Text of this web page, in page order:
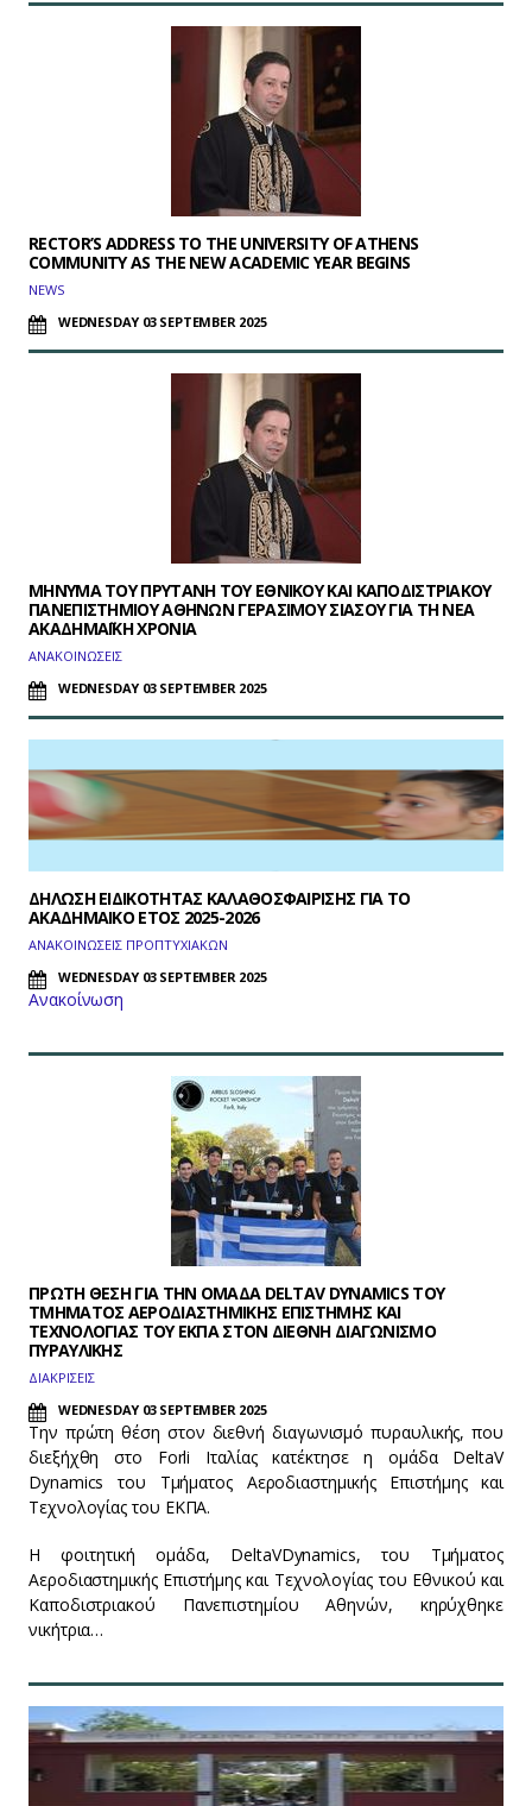
RECTOR’S ADDRESS TO THE UNIVERSITY OF ATHENS
COMMUNITY AS THE NEW ACADEMIC YEAR BEGINS
NEWS
WEDNESDAY 03 SEPTEMBER 2025
ΜΗΝΥΜΑ ΤΟΥ ΠΡΥΤΑΝΗ ΤΟΥ ΕΘΝΙΚΟΥ ΚΑΙ ΚΑΠΟΔΙΣΤΡΙΑΚΟΥ
ΠΑΝΕΠΙΣΤΗΜΙΟΥ ΑΘΗΝΩΝ ΓΕΡΑΣΙΜΟΥ ΣΙΑΣΟΥ ΓΙΑ ΤΗ ΝΕΑ
ΑΚΑΔΗΜΑΪΚΗ ΧΡΟΝΙΑ
ΑΝΑΚΟΙΝΩΣΕΙΣ
WEDNESDAY 03 SEPTEMBER 2025
ΔΗΛΩΣΗ ΕΙΔΙΚΟΤΗΤΑΣ ΚΑΛΑΘΟΣΦΑΙΡΙΣΗΣ ΓΙΑ ΤΟ
ΑΚΑΔΗΜΑΙΚΟ ΕΤΟΣ 2025-2026
ΑΝΑΚΟΙΝΩΣΕΙΣ ΠΡΟΠΤΥΧΙΑΚΩΝ
WEDNESDAY 03 SEPTEMBER 2025
Ανακοίνωση
ΠΡΩΤΗ ΘΕΣΗ ΓΙΑ ΤΗΝ ΟΜΑΔΑ DELTAV DYNAMICS ΤΟΥ
TΜΗΜΑΤΟΣ ΑΕΡΟΔΙΑΣΤΗΜΙΚΗΣ ΕΠΙΣΤΗΜΗΣ ΚΑΙ
ΤΕΧΝΟΛΟΓΙΑΣ ΤΟΥ ΕΚΠΑ ΣΤΟΝ ΔΙΕΘΝΗ ΔΙΑΓΩΝΙΣΜΟ
ΠΥΡΑΥΛΙΚΗΣ
ΔΙΑΚΡΙΣΕΙΣ
WEDNESDAY 03 SEPTEMBER 2025
Την πρώτη θέση στον διεθνή διαγωνισμό πυραυλικής, που
διεξήχθη στο Forli Ιταλίας κατέκτησε η ομάδα DeltaV
Dynamics του Tμήματος Αεροδιαστημικής Επιστήμης και
Τεχνολογίας του ΕΚΠΑ.
Η φοιτητική ομάδα, DeltaVDynamics, του Tμήματος
Αεροδιαστημικής Επιστήμης και Τεχνολογίας του Εθνικού και
Καποδιστριακού Πανεπιστημίου Αθηνών, κηρύχθηκε
νικήτρια…